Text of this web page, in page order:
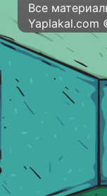
Все